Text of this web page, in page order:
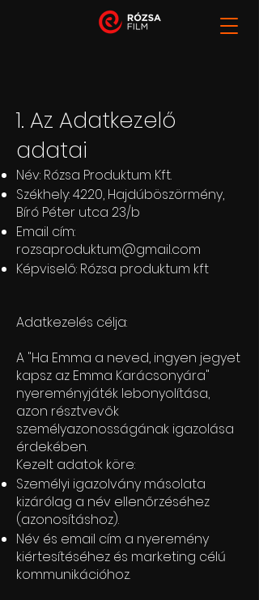
1. Az Adatkezelő
adatai
Név: Rózsa Produktum Kft.
Székhely: 4220, Hajdúböszörmény,
Bíró Péter utca 23/b
Email cím:
rozsaproduktum@gmail.com
Képviselő: Rózsa produktum kft
Adatkezelés célja:
A "Ha Emma a neved, ingyen jegyet
kapsz az Emma Karácsonyára"
nyereményjáték lebonyolítása,
azon résztvevők
személyazonosságának igazolása
érdekében.
Kezelt adatok köre:
Személyi igazolvány másolata
kizárólag a név ellenőrzéséhez
(azonosításhoz).
Név és email cím a nyeremény
kiértesítéséhez és marketing célú
kommunikációhoz.